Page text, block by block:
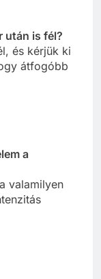
után is fél?
és kérjük ki
átfogóbb
a
valamilyen